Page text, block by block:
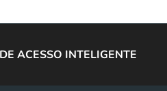
ACESSO INTELIGENTE